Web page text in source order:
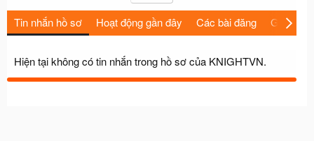
Tin nhắn hồ sơ Hoạt động gần đây Các bài đăng Giới thiệu
Hiện tại không có tin nhắn trong hồ sơ của KNIGHTVN.